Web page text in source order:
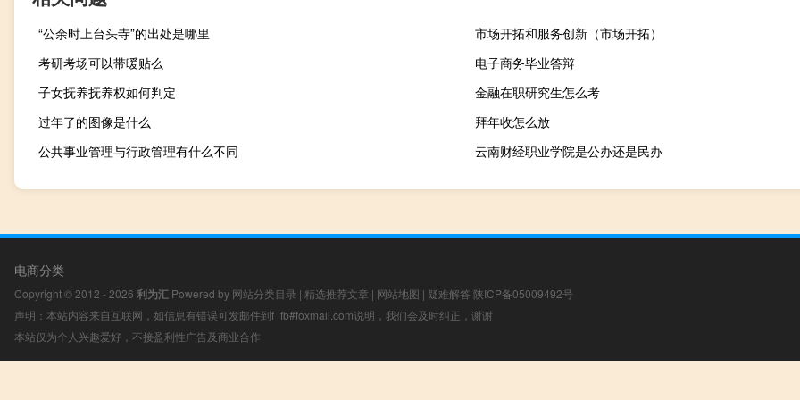
“公余时上台头寺”的出处是哪里
市场开拓和服务创新（市场开拓）
考研考场可以带暖贴么
电子商务毕业答辩
子女抚养抚养权如何判定
金融在职研究生怎么考
过年了的图像是什么
拜年收怎么放
公共事业管理与行政管理有什么不同
云南财经职业学院是公办还是民办
电商分类
Copyright © 2012 - 2026 利为汇 Powered by 网站分类目录 | 精选推荐文章 | 网站地图 | 疑难解答 陕ICP备05009492号
声明：本站内容来自互联网，如信息有错误可发邮件到f_fb#foxmail.com说明，我们会及时纠正，谢谢
本站仅为个人兴趣爱好，不接盈利性广告及商业合作